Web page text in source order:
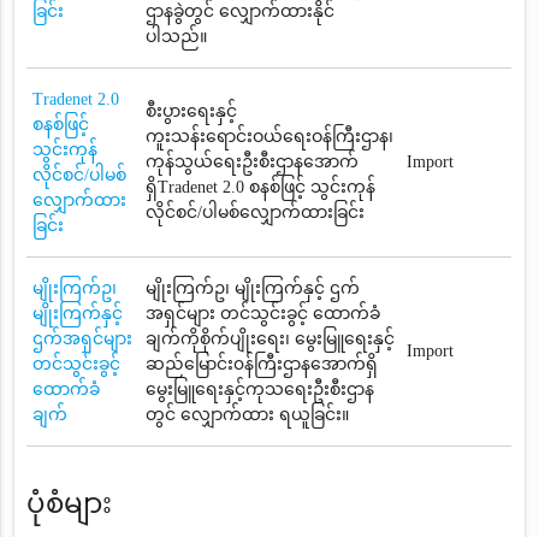
ခြင်း
ဌာနခွဲတွင် လျှောက်ထားနိုင်
ပါသည်။
Tradenet 2.0
စနစ်ဖြင့်
သွင်းကုန်
လိုင်စင်/ပါမစ်
လျှောက်ထား
ခြင်း
စီးပွားရေးနှင့်
ကူးသန်းရောင်းဝယ်ရေးဝန်ကြီးဌာန၊
ကုန်သွယ်ရေးဦးစီးဌာနအောက်
ရှိTradenet 2.0 စနစ်ဖြင့် သွင်းကုန်
လိုင်စင်/ပါမစ်လျှောက်ထားခြင်း
Import
မျိုးကြက်ဥ၊
မျိုးကြက်နှင့်
ဌက်အရှင်များ
တင်သွင်းခွင့်
ထောက်ခံ
ချက်
မျိုးကြက်ဥ၊ မျိုးကြက်နှင့် ဌက်
အရှင်များ တင်သွင်းခွင့် ထောက်ခံ
ချက်ကိုစိုက်ပျိုးရေး၊ မွေးမြူရေးနှင့်
ဆည်မြောင်း၀န်ကြီးဌာနအောက်ရှိ
မွေးမြူရေးနှင့်ကုသရေးဦးစီးဌာန
တွင် လျှောက်ထား ရယူခြင်း။
Import
ပုံစံများ